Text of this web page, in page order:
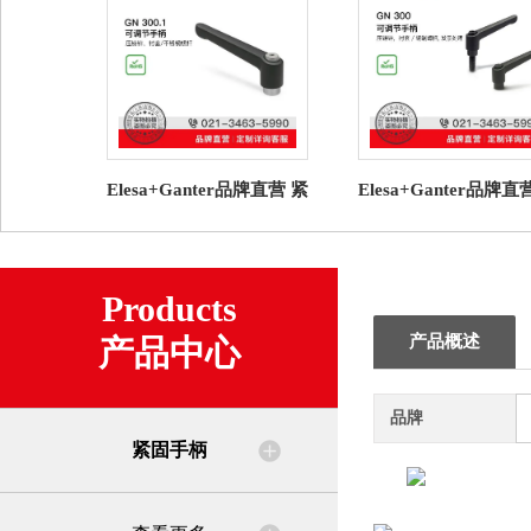
Elesa+Ganter品牌直营 紧
手柄压铸锌（5）
Elesa+Ganter品牌直
柄 压铸锌（1）
Products
产品中心
紧固手柄
产品概述
品牌